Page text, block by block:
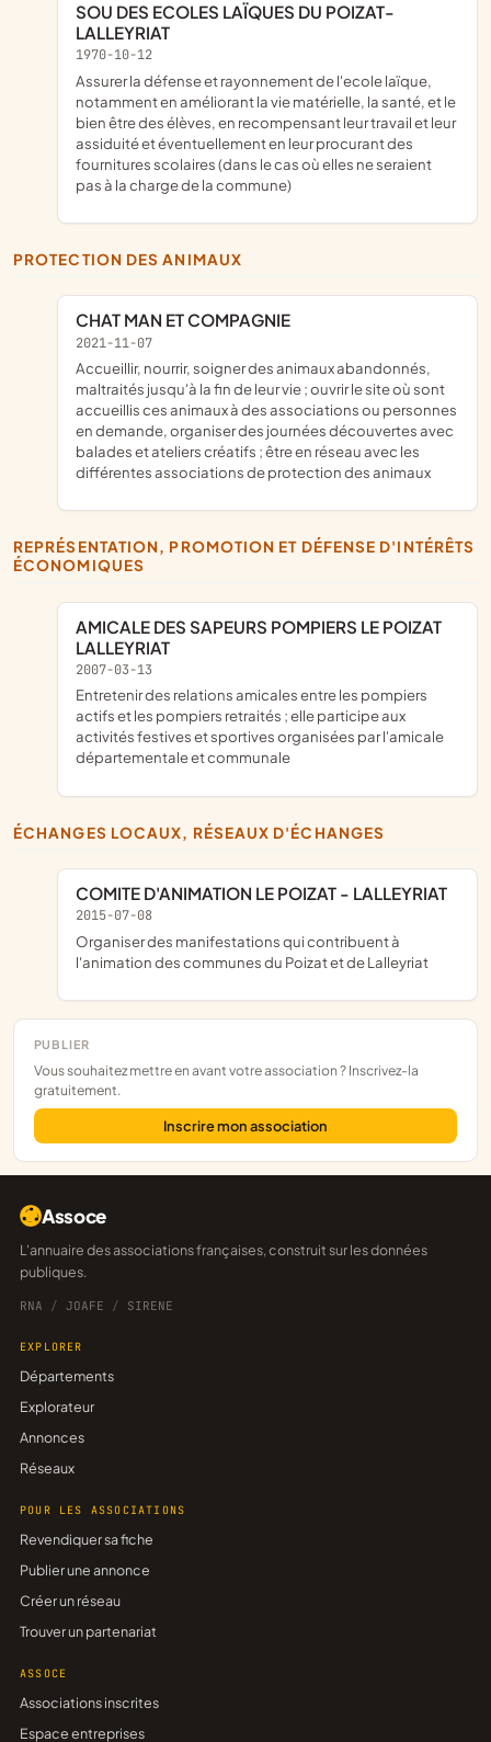
PUBLIER
Vous souhaitez mettre en avant votre association ? Inscrivez-la
gratuitement.
Inscrire mon association
SOU DES ECOLES LAÏQUES DU POIZAT-
LALLEYRIAT
1970-10-12
assurer la défense et rayonnement de l'ecole laïque,
notamment en améliorant la vie matérielle, la santé, et le
bien être des élèves, en recompensant leur travail et leur
assiduité et éventuellement en leur procurant des
fournitures scolaires (dans le cas où elles ne seraient
pas à la charge de la commune)
PROTECTION DES ANIMAUX
CHAT MAN ET COMPAGNIE
2021-11-07
accueillir, nourrir, soigner des animaux abandonnés,
maltraités jusqu'à la fin de leur vie ; ouvrir le site où sont
accueillis ces animaux à des associations ou personnes
en demande, organiser des journées découvertes avec
balades et ateliers créatifs ; être en réseau avec les
différentes associations de protection des animaux
REPRÉSENTATION, PROMOTION ET DÉFENSE D'INTÉRÊTS
ÉCONOMIQUES
AMICALE DES SAPEURS POMPIERS LE POIZAT
LALLEYRIAT
2007-03-13
entretenir des relations amicales entre les pompiers
actifs et les pompiers retraités ; elle participe aux
activités festives et sportives organisées par l'amicale
départementale et communale
ÉCHANGES LOCAUX, RÉSEAUX D'ÉCHANGES
COMITE D'ANIMATION LE POIZAT - LALLEYRIAT
2015-07-08
organiser des manifestations qui contribuent à
l'animation des communes du Poizat et de Lalleyriat
Assoce
L'annuaire des associations françaises, construit sur les données
publiques.
RNA / JOAFE / SIRENE
EXPLORER
Départements
Explorateur
Annonces
Réseaux
POUR LES ASSOCIATIONS
Revendiquer sa fiche
Publier une annonce
Créer un réseau
Trouver un partenariat
ASSOCE
Associations inscrites
Espace entreprises